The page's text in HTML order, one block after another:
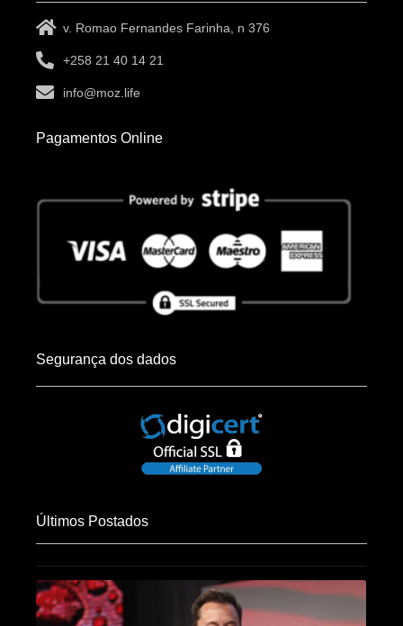
v. Romao Fernandes Farinha, n 376
+258 21 40 14 21
info@moz.life
Pagamentos Online
Segurança dos dados
Últimos Postados